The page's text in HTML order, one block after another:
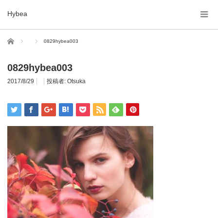
Hybea
ホーム 0829hybea003
0829hybea003
2017/8/29 投稿者: Otsuka